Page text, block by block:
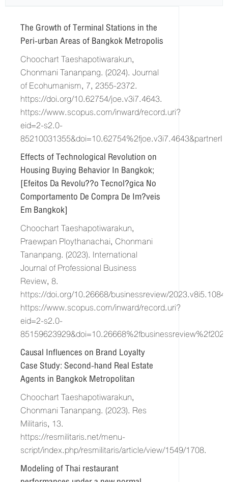
The Growth of Terminal Stations in the
Peri-urban Areas of Bangkok Metropolis
Choochart Taeshapotiwarakun,
Chonmani Tananpang. (2024). Journal
of Ecohumanism, 7, 2355-2372.
https://doi.org/10.62754/joe.v3i7.4643.
https://www.scopus.com/inward/record.uri?
eid=2-s2.0-
Effects of Technological Revolution on
Housing Buying Behavior In Bangkok;
[Efeitos Da Revolu??o Tecnol?gica No
Comportamento De Compra De Im?veis
Em Bangkok]
Choochart Taeshapotiwarakun,
Praewpan Ploythanachai, Chonmani
Tananpang. (2023). International
Journal of Professional Business
Review, 8.
https://doi.org/10.26668/businessreview/2023.v8i5.1084.
https://www.scopus.com/inward/record.uri?
eid=2-s2.0-
Causal Influences on Brand Loyalty
Case Study: Second-hand Real Estate
Agents in Bangkok Metropolitan
Choochart Taeshapotiwarakun,
Chonmani Tananpang. (2023). Res
Militaris, 13.
https://resmilitaris.net/menu-
script/index.php/resmilitaris/article/view/1549/1708.
Modeling of Thai restaurant